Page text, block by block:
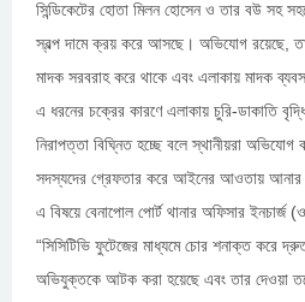
সিন্ডিকেটের হোতা মিলন হোসেন ও তার বউ সহ
স্বল্প দামে ক্রয় করে আসছে। অভিযোগ রয়েছে,
মাদক সরবরাহ করে থাকে এবং এলাকায় মাদক
এ ধরনের চক্রের কারণে এলাকায় চুরি-ডাকাতি
নিরাপত্তা বিঘ্নিত হচ্ছে বলে স্থানীয়রা
সদস্যদের গ্রেফতার করে আইনের আওতায় আনার
এ বিষয়ে বেনাপোল পোর্ট থানার অফিসার
“সিসিটিভি ফুটেজের মাধ্যমে চোর শনাক্ত করে
অভিযুক্তকে আটক করা হয়েছে এবং তার দেওয়া